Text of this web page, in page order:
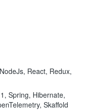
React, Redux,
Spring, Hibernate,
Skaffold